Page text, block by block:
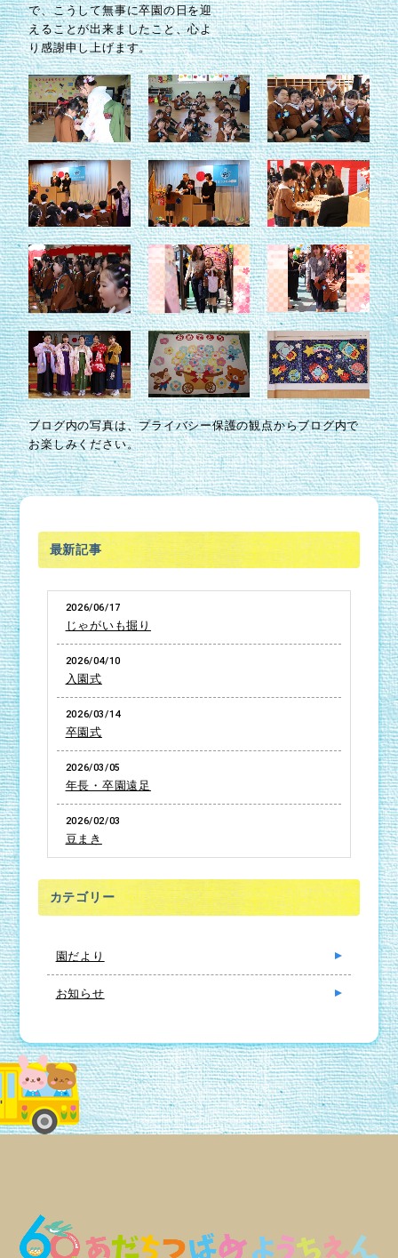
で、こうして無事に卒園の日を迎
えることが出来ましたこと、心よ
り感謝申し上げます。
ブログ内の写真は、プライバシー保護の観点からブログ内で
お楽しみください。
最新記事
2026/06/17
じゃがいも掘り
2026/04/10
入園式
2026/03/14
卒園式
2026/03/05
年長・卒園遠足
2026/02/03
豆まき
カテゴリー
園だより
お知らせ